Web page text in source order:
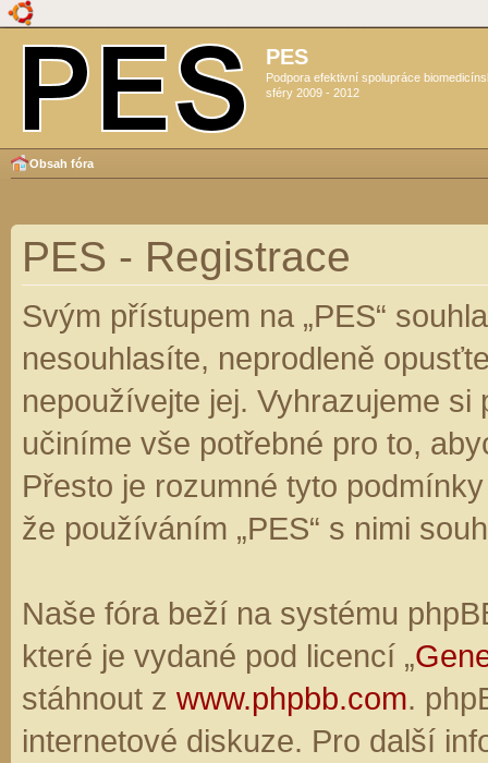
PES
Podpora efektivní spolupráce
sféry 2009 - 2012
Obsah fóra
PES - Registrace
Svým přístupem na „PES“
nesouhlasíte, neprodleně
nepoužívejte jej. Vyhrazujeme
učiníme vše potřebné pro to,
Přesto je rozumné tyto
že používáním „PES“ s nimi
Naše fóra beží na systému
které je vydané pod licencí „
stáhnout z www.phpbb.com.
internetové diskuze. Pro další